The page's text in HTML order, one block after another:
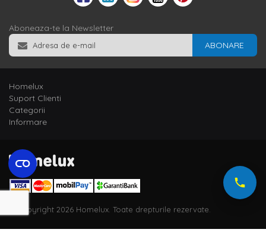
Aboneaza-te la Newsletter
ABONARE
Homelux
Suport Clienti
Categorii
Informare
© Copyright 2026 Homelux. Toate drepturile rezervate.